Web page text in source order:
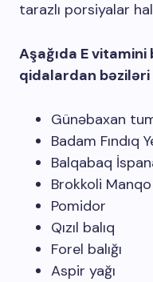
tarazlı porsiyalar
Aşağıda E vitamini
qidalardan bəziləri
Günəbaxan
Badam Fındıq
Balqabaq
Brokkoli
Pomidor
Qızıl balıq
Forel balığı
Aspir yağı